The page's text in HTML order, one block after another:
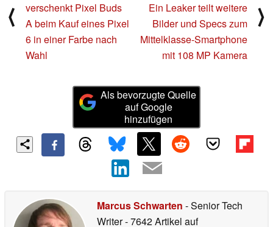
⟨
verschenkt Pixel Buds
A beim Kauf eines Pixel
6 in einer Farbe nach
Wahl
Ein Leaker teilt weitere
Bilder und Specs zum
Mittelklasse-Smartphone
mit 108 MP Kamera
⟩
Als bevorzugte Quelle
auf Google
hinzufügen
Marcus Schwarten - Senior Tech
Writer- 7642 Artikel auf